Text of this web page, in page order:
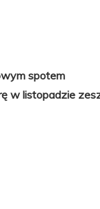
spotem
w listopadzie